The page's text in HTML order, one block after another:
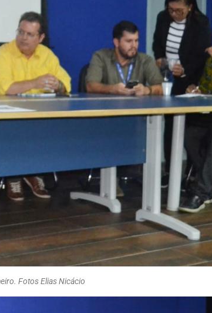
Fotos Elias Nicácio